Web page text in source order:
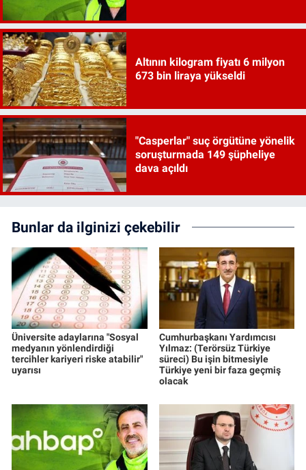
Altının kilogram fiyatı 6 milyon
673 bin liraya yükseldi
"Casperlar" suç örgütüne yönelik
soruşturmada 149 şüpheliye
dava açıldı
Bunlar da ilginizi çekebilir
Üniversite adaylarına "Sosyal
medyanın yönlendirdiği
tercihler kariyeri riske atabilir"
uyarısı
Cumhurbaşkanı Yardımcısı
Yılmaz: (Terörsüz Türkiye
süreci) Bu işin bitmesiyle
Türkiye yeni bir faza geçmiş
olacak